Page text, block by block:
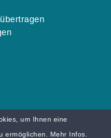
|Karriere |Impressum
um Ihnen eine
ermöglichen. Mehr Infos.